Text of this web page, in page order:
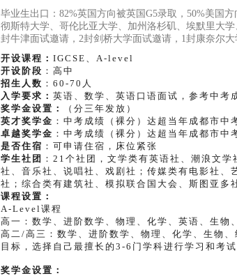
毕业生出口：82%英国方向被英国G5录取，50%美国
彻斯特大学、哥伦比亚大学、加州洛杉矶、埃默里大
封牛津面试邀请，2封剑桥大学面试邀请，1封康奈尔大
开设课程： IGCSE、A-level
开设阶段 ：高中
招生人数 ：60-70人
入学要求： 英语、数学、英语口语面试，参考中考
奖学金设置：
（分三年发放）
英才奖学金 ：中考成绩（裸分）达超当年成都市
卓越奖学金 ：中考成绩（裸分）达超当年成都市
是否住宿 ：可申请住宿，床位紧张
学生社团 ：21个社团，文学类有英语社、潮浪文
社、音乐社、说唱社、戏剧社；传媒类有电影社
社；综合类有建筑社、模拟联合国大会、斯图亚多
课程设置：
A-Level课程
高一：数学、进阶数学、物理、化学、英语、生物
高二/高三：数学、进阶数学、物理、化学、生物
目标，选择自己最擅长的3-6门学科进行学习和考试
奖学金设置：